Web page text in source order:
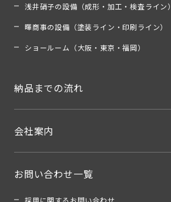
浅井硝子の設備（成形・加工・検査ライン）
暉商事の設備（塗装ライン・印刷ライン）
ショールーム（大阪・東京・福岡）
納品までの流れ
会社案内
お問い合わせ一覧
採用に関するお問い合わせ